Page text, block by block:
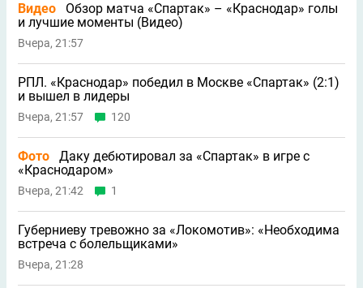
Видео
Обзор матча «Спартак» – «Краснодар» голы
и лучшие моменты (Видео)
Вчера, 21:57
РПЛ. «Краснодар» победил в Москве «Спартак» (2:1)
и вышел в лидеры
Вчера, 21:57 120
Фото
Даку дебютировал за «Спартак» в игре с
«Краснодаром»
Вчера, 21:42 1
Губерниеву тревожно за «Локомотив»: «Необходима
встреча с болельщиками»
Вчера, 21:28